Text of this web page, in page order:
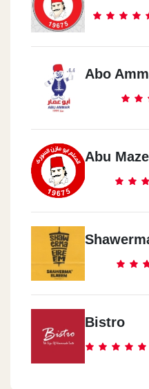
Alf Maskn
Alf Maskn Square
Shobra
Front Of Metro Road El Farag
Zahraa El
El 50 St.
Holwan
Mohamed Sayed Ahmed
10th Mn
Abo
Abu
Bistro